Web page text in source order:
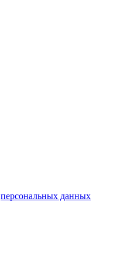
персональных данных